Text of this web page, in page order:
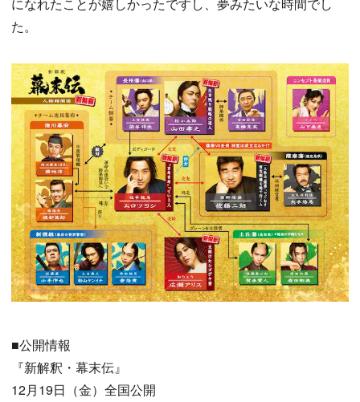
になれたことが嬉しかったですし、夢みたいな時間でし
た。
■公開情報
『新解釈・幕末伝』
12月19日（金）全国公開